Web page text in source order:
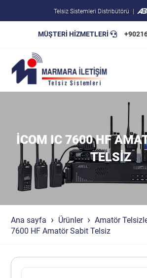
Telsiz Sistemleri Distribütörü
MÜŞTERİ HİZMETLERİ
İCOM IC 7600 HF
TELSIZ
Ana sayfa Ürünler Amatör
7600 HF Amatör Sabit Telsiz